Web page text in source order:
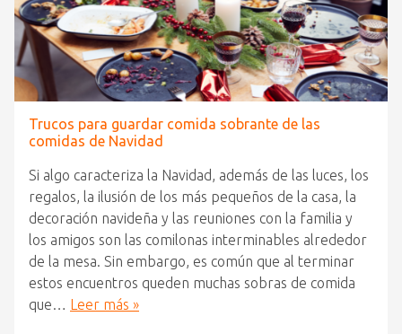
Trucos para guardar comida sobrante de las
comidas de Navidad
Si algo caracteriza la Navidad, además de las luces, los
regalos, la ilusión de los más pequeños de la casa, la
decoración navideña y las reuniones con la familia y
los amigos son las comilonas interminables alrededor
de la mesa. Sin embargo, es común que al terminar
estos encuentros queden muchas sobras de comida
que… Leer más »